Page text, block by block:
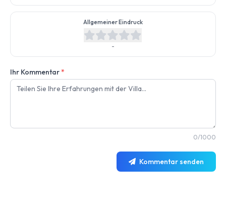
Allgemeiner Eindruck
-
Ihr Kommentar*
0/1000
Kommentar senden